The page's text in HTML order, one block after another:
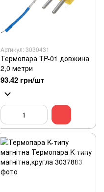
Артикул: 3030431
Термопара TP-01 довжина
2,0 метри
93.42 грн/шт